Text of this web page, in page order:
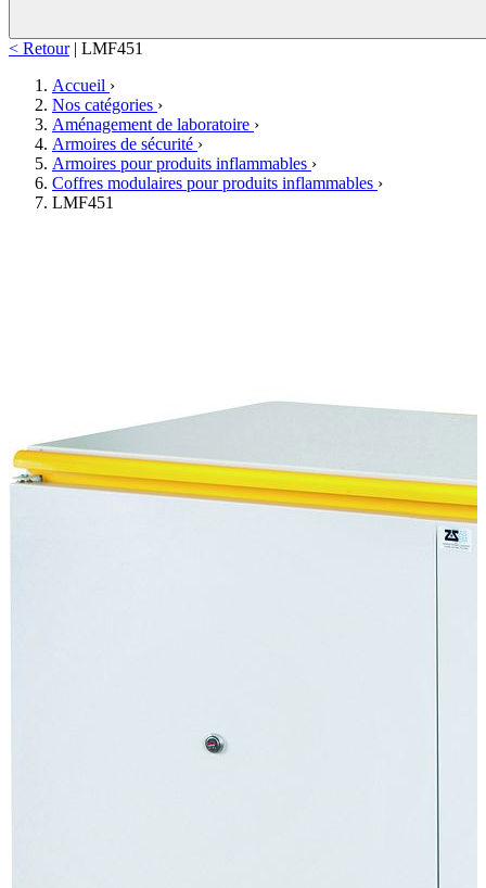
< Retour | LMF451
Accueil ›
Nos catégories ›
Aménagement de laboratoire ›
Armoires de sécurité ›
Armoires pour produits inflammables ›
Coffres modulaires pour produits inflammables ›
LMF451